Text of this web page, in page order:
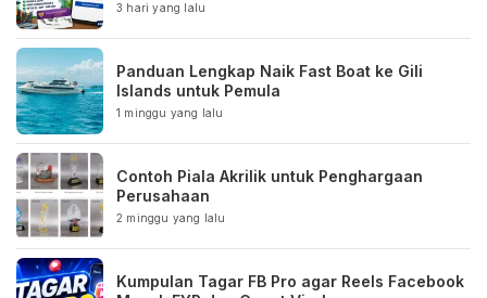
3 hari yang lalu
Panduan Lengkap Naik Fast Boat ke Gili
Islands untuk Pemula
1 minggu yang lalu
Contoh Piala Akrilik untuk Penghargaan
Perusahaan
2 minggu yang lalu
Kumpulan Tagar FB Pro agar Reels Facebook